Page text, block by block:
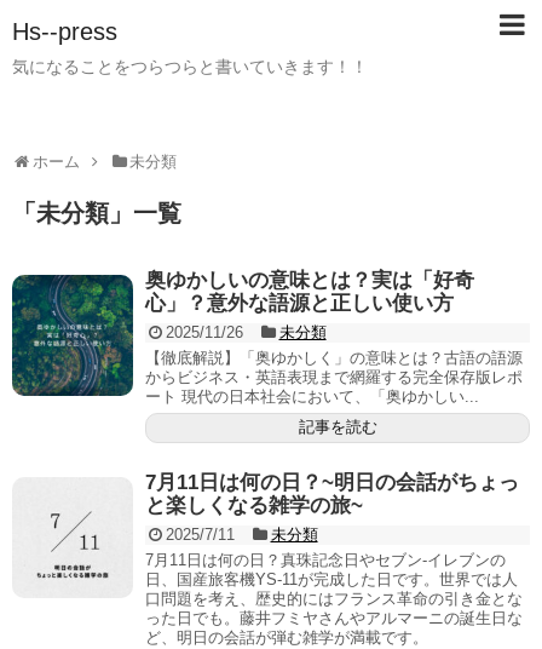
Hs--press
気になることをつらつらと書いていきます！！
ホーム 未分類
「 未分類」 一覧
奥ゆかしいの意味とは？実は「好奇
心」？意外な語源と正しい使い方
2025/11/26
未分類
【徹底解説】「奥ゆかしく」の意味とは？古語の語源
からビジネス・英語表現まで網羅する完全保存版レポ
ート 現代の日本社会において、「奥ゆかしい...
記事を読む
7月11日は何の日？~明日の会話がちょっ
と楽しくなる雑学の旅~
2025/7/11
未分類
7月11日は何の日？真珠記念日やセブン-イレブンの
日、国産旅客機YS-11が完成した日です。世界では人
口問題を考え、歴史的にはフランス革命の引き金とな
った日でも。藤井フミヤさんやアルマーニの誕生日な
ど、明日の会話が弾む雑学が満載です。